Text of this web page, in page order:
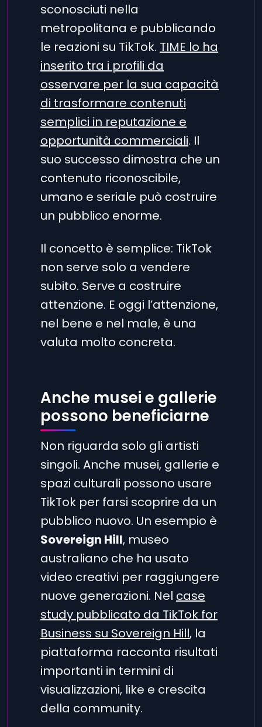
sconosciuti nella
metropolitana e pubblicando
le reazioni su TikTok. TIME lo ha
inserito tra i profili da
osservare per la sua capacità
di trasformare contenuti
semplici in reputazione e
opportunità commerciali. Il
suo successo dimostra che un
contenuto riconoscibile,
umano e seriale può costruire
un pubblico enorme.
Il concetto è semplice: TikTok
non serve solo a vendere
subito. Serve a costruire
attenzione. E oggi l’attenzione,
nel bene e nel male, è una
valuta molto concreta.
Anche musei e gallerie
possono beneficiarne
Non riguarda solo gli artisti
singoli. Anche musei, gallerie e
spazi culturali possono usare
TikTok per farsi scoprire da un
pubblico nuovo. Un esempio è
Sovereign Hill, museo
australiano che ha usato
video creativi per raggiungere
nuove generazioni. Nel case
study pubblicato da TikTok for
Business su Sovereign Hill, la
piattaforma racconta risultati
importanti in termini di
visualizzazioni, like e crescita
della community.